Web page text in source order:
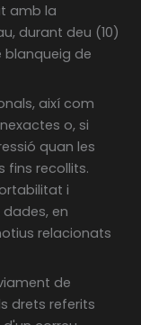
amb la
durant deu (10)
blanqueig de
així com
o, si
quan les
fins recollits.
i
en
relacionats
de
drets referits